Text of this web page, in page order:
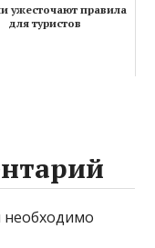
ужесточают правила
для туристов